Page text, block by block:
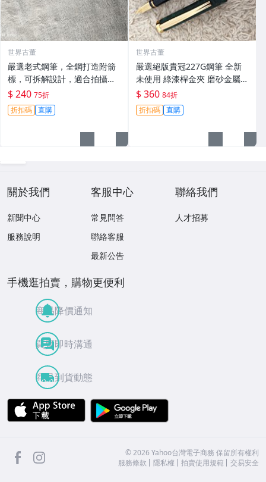
世界古董
嚴選老式鋼筆，全鋼打造附箭
標，可拆解設計，適合拍攝與
收藏。影視道具好選擇。 老鋼
筆 電影道具 雑貨收藏
$ 240 75折
折扣碼 直購
世界古董
嚴選絕版貴冠227G鋼筆 全新
未使用 綠漆桿金夾 磨砂金屬外
殼 大明尖飽滿墨水 試寫順滑
適合收藏使用 老鋼筆 條件好
銑筆
$ 360 84折
折扣碼 直購
關於我們
新聞中心
服務說明
客服中心
常見問答
聯絡客服
最新公告
聯絡我們
人才招募
手機逛拍賣，購物更便利
商品降價通知
買賣即時溝通
商品到貨動態
APP Store
facebook ©2026 Yahoo台灣電子商務 保留所有權利
服務條款
隱私權 拍賣使用規範 交易安全